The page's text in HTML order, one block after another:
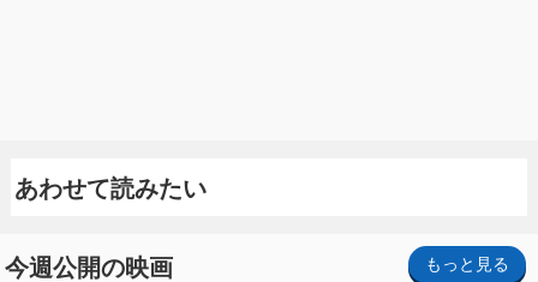
あわせて読みたい
今週公開の映画 もっと見る